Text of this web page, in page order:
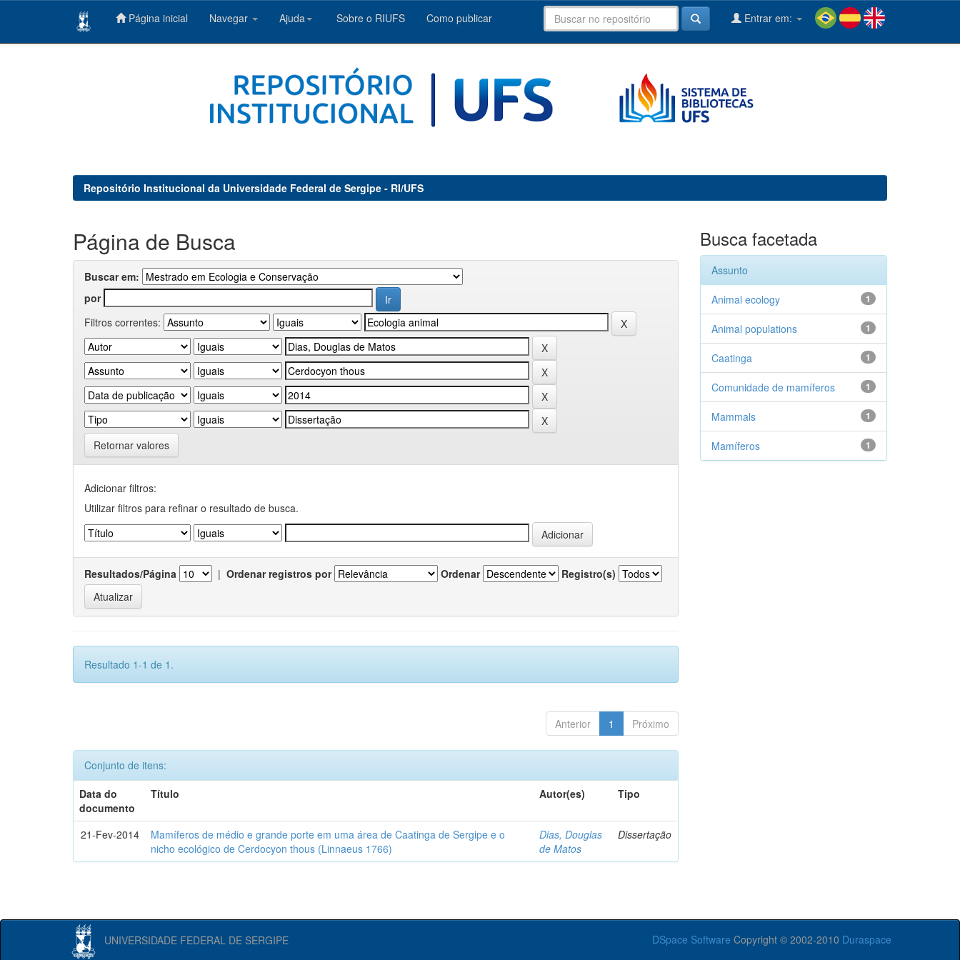
Página inicial Navegar Ajuda Sobre o RIUFS Como publicar Entrar em:
Repositório Institucional da Universidade Federal de Sergipe - RI/UFS
Página de Busca
Buscar em:
por
Filtros correntes:
Retornar valores
Adicionar filtros:
Utilizar filtros para refinar o resultado de busca.
Resultados/Página | Ordenar registros por Ordenar Registro(s)
Resultado 1-1 de 1.
Anterior 1 Próximo
Conjunto de itens:
Data do
documento
Título Autor(es) Tipo
21-Fev-2014
Mamíferos de médio e grande porte em uma área de Caatinga de Sergipe e o
nicho ecológico de Cerdocyon thous (Linnaeus 1766)
Dias, Douglas
de Matos
Dissertação
Busca facetada
Assunto
1
Animal ecology
1
Animal populations
1
Caatinga
1
Comunidade de mamíferos
1
Mammals
1
Mamíferos
UNIVERSIDADE FEDERAL DE SERGIPE DSpace Software Copyright © 2002-2010 Duraspace